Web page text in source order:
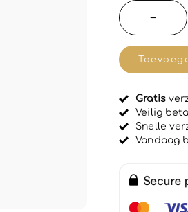
r
d
e
r
d
0
i
t
5
−
Gratis
Veilig
Snelle
Vandaag